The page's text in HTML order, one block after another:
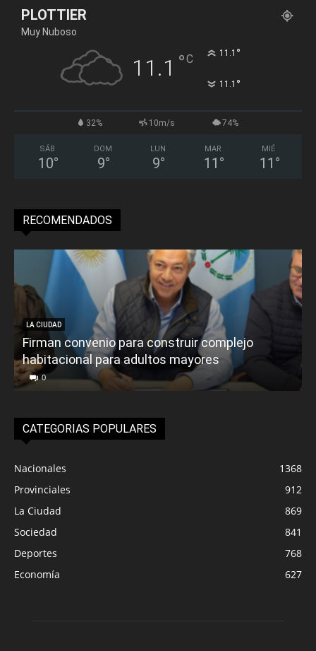
PLOTTIER
Muy Nuboso
11.1 °C 11.1 °
11.1 °
32% 10m/s 74%
SÁB
10°
DOM
9°
LUN
9°
MAR
11 °
MIÉ
11 °
RECOMENDADOS
LA CIUDAD
Firman convenio para construir complejo
habitacional para adultos mayores
0
CATEGORIAS POPULARES
Nacionales
1368
Provinciales
912
La Ciudad
869
Sociedad
841
Deportes
768
Economía
627